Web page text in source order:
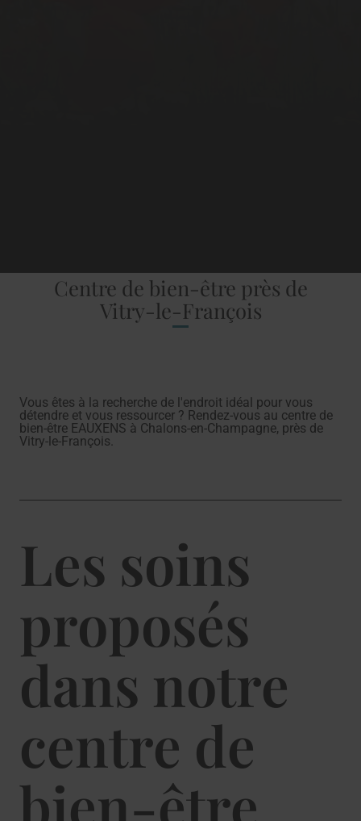
Centre de bien-être près de
Vitry-le-François
Vous êtes à la recherche de l'endroit idéal pour vous
détendre et vous ressourcer ? Rendez-vous au centre de
bien-être EAUXENS à Chalons-en-Champagne, près de
Vitry-le-François.
Les soins
proposés
dans notre
centre de
bien-être